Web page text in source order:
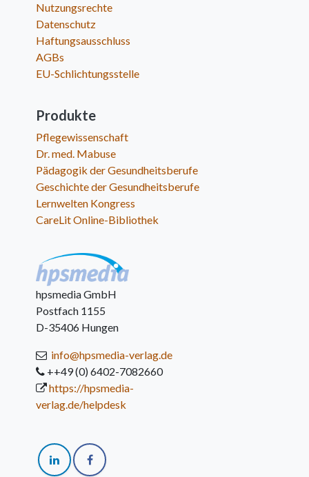
Nutzungsrechte
Datenschutz
Haftungsausschluss
AGBs
EU-Schlichtungsstelle
Produkte
Pflegewissenschaft
Dr. med. Mabuse
Pädagogik der Gesundheitsberufe
Geschichte der Gesundheitsberufe
Lernwelten Kongress
CareLit Online-Bibliothek
hpsmedia GmbH
Postfach 1155
D-35406 Hungen
info@hpsmedia-verlag.de
++49 (0) 6402-7082660
https://hpsmedia-
verlag.de/helpdesk